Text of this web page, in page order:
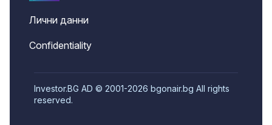
Лични данни
Confidentiality
Investor.BG AD © 2001-2026 bgonair.bg All rights
reserved.